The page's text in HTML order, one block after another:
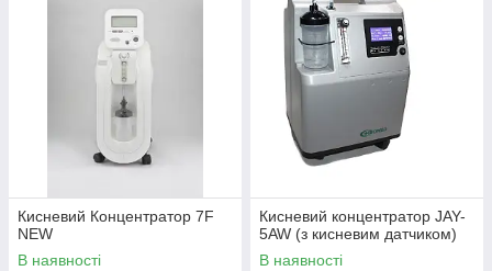
Кисневий Концентратор 7F
NEW
В наявності
Кисневий концентратор JAY-
5AW (з кисневим датчиком)
В наявності